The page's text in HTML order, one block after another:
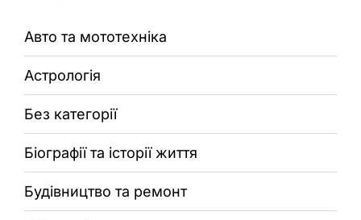
Авто та мототехніка
Астрологія
Без категорії
Біографії та історії життя
Будівництво та ремонт